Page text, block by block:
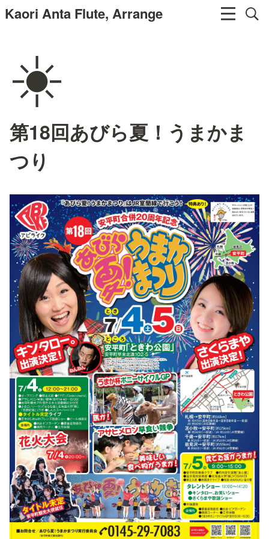
Kaori Anta Flute, Arrange
☀️
第18回あびら夏！うまかま
つり